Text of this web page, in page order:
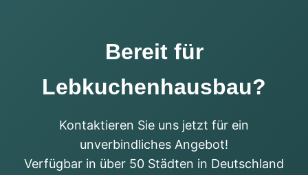
Bereit für
Lebkuchenhausbau?
Kontaktieren Sie uns jetzt für ein
unverbindliches Angebot!
Verfügbar in über 50 Städten in Deutschland